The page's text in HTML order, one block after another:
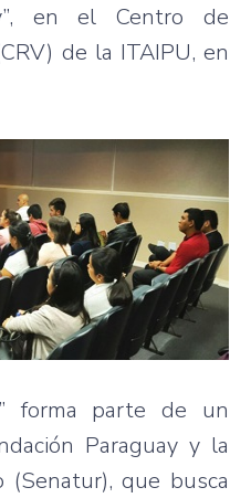
en el Centro de
de la ITAIPU, en
forma parte de un
Paraguay y la
(Senatur), que busca